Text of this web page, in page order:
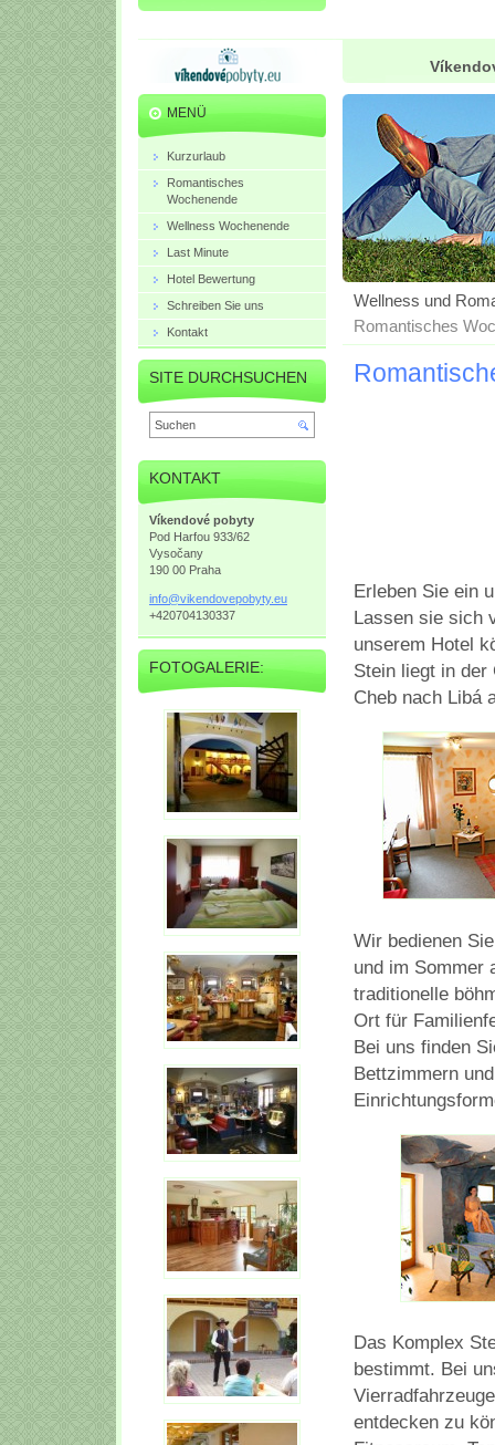
Wellness und
Romantisches
Erleben Sie ein
Lassen sie sich
unserem Hotel
Stein liegt in der
Cheb nach Libá
Wir bedienen
und im Sommer
traditionelle
Ort für
Bei uns finden
Bettzimmern
Das Komplex
bestimmt. Bei
entdecken zu
MENÜ
Kurzurlaub
Romantisches
Wochenende
Wellness Wochenende
Last Minute
Hotel Bewertung
Schreiben Sie uns
Kontakt
SITE DURCHSUCHEN
KONTAKT
Víkendové pobyty
Pod Harfou 933/62
Vysočany
190 00 Praha
info@vikendovepobyty.eu
+420704130337
FOTOGALERIE: